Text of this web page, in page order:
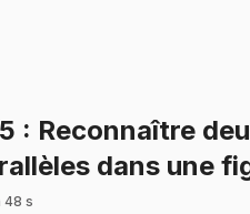
: Reconnaître
dans une
48 s